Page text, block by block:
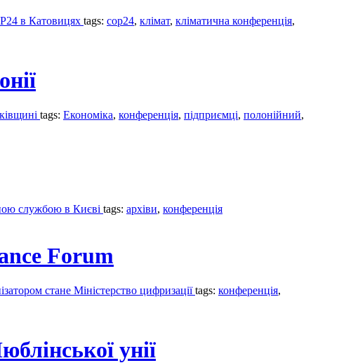
в Катовицях tags: cop24, клімат, кліматична конференція,
tags: Економіка, конференція, підприємці, полонійний,
службою в Києві tags: архіви, конференція
Forum
стане Міністерство цифризаціїtags: конференція,
унії